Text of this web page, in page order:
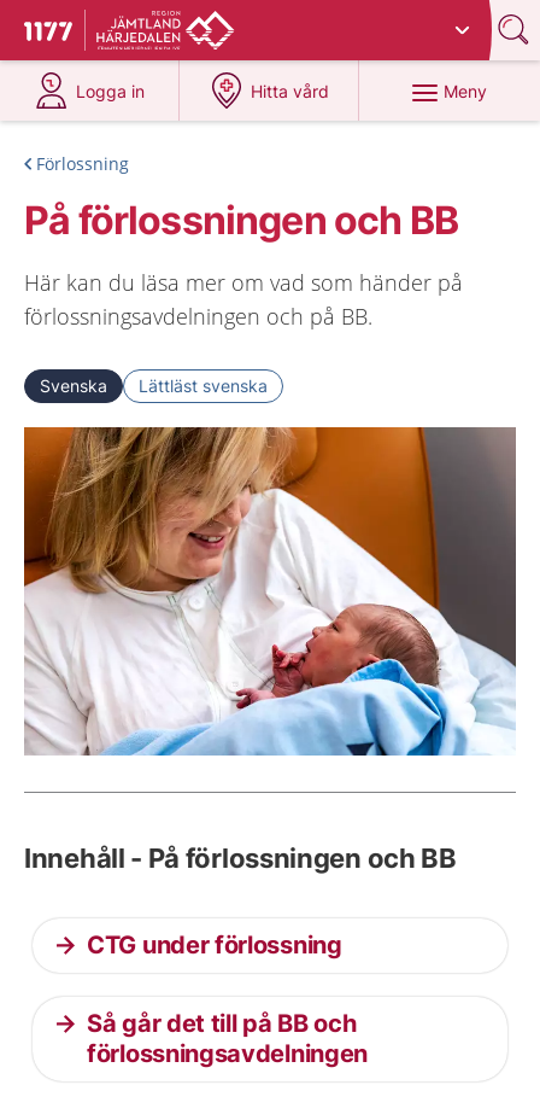
Till startsidan för 1177
Du har valt region
Logga in
på 1177.se
Hitta vård
på 1177.se
Meny
Förlossning
På förlossningen och BB
Här kan du läsa mer om vad som händer på
förlossningsavdelningen och på BB.
Svenska Lättläst svenska
Innehåll - På förlossningen och BB
CTG under förlossning
Så går det till på BB och
förlossningsavdelningen